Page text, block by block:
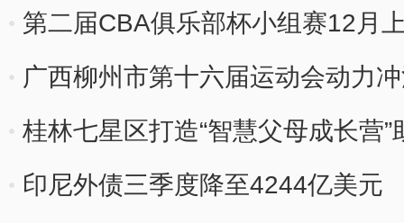
第二届CBA俱乐部杯小组赛12月
广西柳州市第十六届运动会动力
桂林七星区打造“智慧父母成长营
印尼外债三季度降至4244亿美元